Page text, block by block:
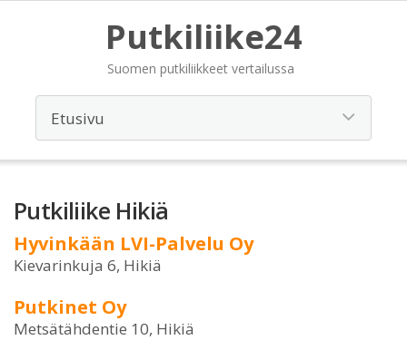
Putkiliike24
Suomen putkiliikkeet vertailussa
Putkiliike Hikiä
Hyvinkään LVI-Palvelu Oy
Kievarinkuja 6, Hikiä
Putkinet Oy
Metsätähdentie 10, Hikiä